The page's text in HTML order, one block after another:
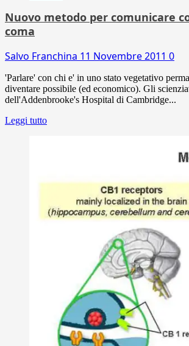
Nuovo metodo per comunicare
coma
Salvo Franchina 11 Novembre 2011 0
'Parlare' con chi e' in uno stato vegetativo
diventare possibile (ed economico). Gli
dell'Addenbrooke's Hospital di Cambridge...
Leggi tutto